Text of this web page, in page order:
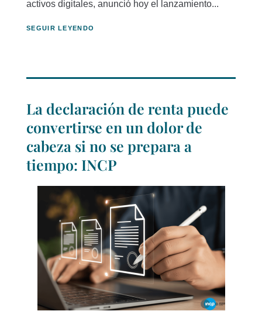
activos digitales, anunció hoy el lanzamiento...
SEGUIR LEYENDO
La declaración de renta puede
convertirse en un dolor de
cabeza si no se prepara a
tiempo: INCP